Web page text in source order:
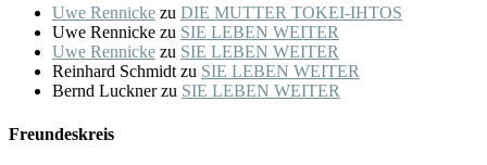
Uwe Rennicke zu DIE MUTTER TOKEI-IHTOS
Uwe Rennicke zu SIE LEBEN WEITER
Uwe Rennicke zu SIE LEBEN WEITER
Reinhard Schmidt zu SIE LEBEN WEITER
Bernd Lucknerzu SIE LEBEN WEITER
Freundeskreis